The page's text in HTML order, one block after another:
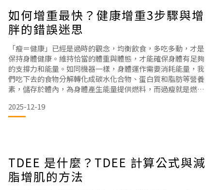
如何增重最快？健康增重3步驟與增
胖的錯誤迷思
「瘦＝健康」已經是過時的觀念，均衡飲食，多吃多動，才是
保持身體健康。維持恰當的體重與體態，才能確保身體有足夠
的支撐力和能量。如同機器一樣，身體運作需要消耗能量，我
們吃下去的食物分解轉化成碳水化合物、蛋白質和脂肪等營養
素，儲存於體內，為身體產生能量提供燃料，而過瘦就是燃料
胖？吃不胖又該怎麼辦？本文將一一回答以上問題，介紹如何
健康變胖。瘦才好？擁有正確、健康的體重更重要隨著健身和
2025-12-19
TDEE 是什麼？TDEE 計算公式與減
脂增肌的方法